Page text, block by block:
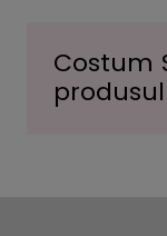
Costum